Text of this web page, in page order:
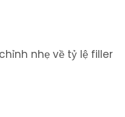
nhẹ về tỷ lệ filler